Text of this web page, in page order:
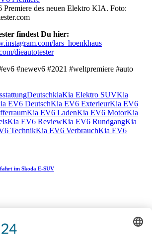
des neuen Elektro KIA. Foto:
findest Du hier:
lars_hoenkhaus
dieautotester
#newev6 #2021 #weltpremiere #auto
DeutschkiaKia Elektro SUVKia
EV6 DeutschKia EV6 ExterieurKia EV6
Kia EV6 LadenKia EV6 MotorKia
Kia EV6 ReviewKia EV6 RundgangKia
TechnikKia EV6 VerbrauchKia EV6
im Skoda E-SUV
Formentor